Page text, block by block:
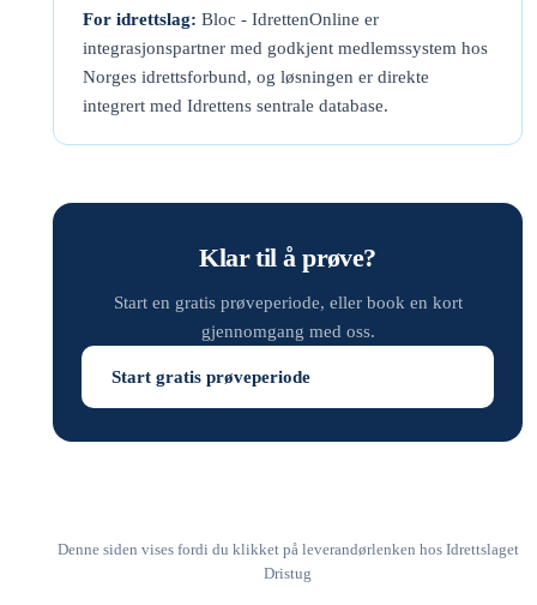
For idrettslag: Bloc - IdrettenOnline er
integrasjonspartner med godkjent medlemssystem hos
Norges idrettsforbund, og løsningen er direkte
integrert med Idrettens sentrale database.
Klar til å prøve?
Start en gratis prøveperiode, eller book en kort
gjennomgang med oss.
Start gratis prøveperiode
Denne siden vises fordi du klikket på leverandørlenken hos Idrettslaget
Dristug